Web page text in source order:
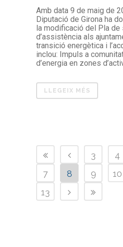
Amb data 9 de maig de
Diputació de Girona ha
la modificació del Pla de
d’assistència als
transició energètica i
inclou: Impuls a
d’energia en zones
LLEGEIX MÉS
3 4
7
8 9 10
13